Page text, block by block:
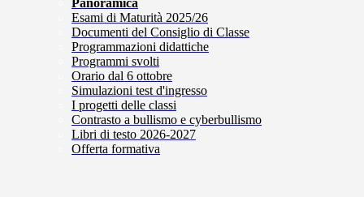
Panoramica
Esami di Maturità 2025/26
Documenti del Consiglio di Classe
Programmazioni didattiche
Programmi svolti
Orario dal 6 ottobre
Simulazioni test d'ingresso
I progetti delle classi
Contrasto a bullismo e cyberbullismo
Libri di testo 2026-2027
Offerta formativa